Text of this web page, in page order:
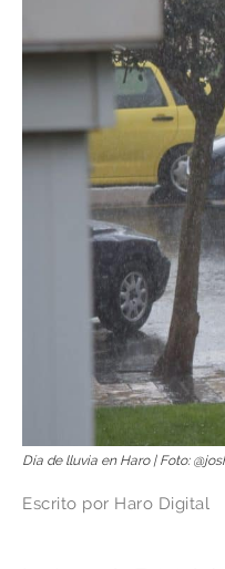
Día de lluvia en Haro | Foto:
Escrito por Haro Digital